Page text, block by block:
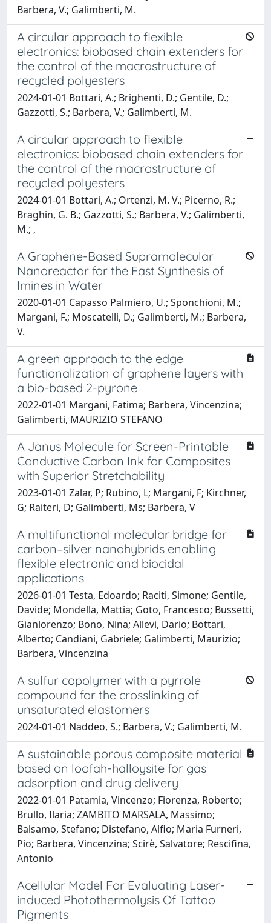
Barbera, V.; Galimberti, M.
A circular approach to flexible
electronics: biobased chain extenders for
the control of the macrostructure of
recycled polyesters
2024-01-01 Bottari, A.; Brighenti, D.; Gentile, D.;
Gazzotti, S.; Barbera, V.; Galimberti, M.
A circular approach to flexible
electronics: ​ biobased chain extenders for
the control of the macrostructure of
recycled polyesters​
2024-01-01 Bottari, A.; Ortenzi, M. V.; Picerno, R.;
Braghin, G. B.; Gazzotti, S.; Barbera, V.; Galimberti,
M.; ​,
A Graphene-Based Supramolecular
Nanoreactor for the Fast Synthesis of
Imines in Water
2020-01-01 Capasso Palmiero, U.; Sponchioni, M.;
Margani, F.; Moscatelli, D.; Galimberti, M.; Barbera,
V.
A green approach to the edge
functionalization of graphene layers with
a bio-based 2-pyrone
2022-01-01 Margani, Fatima; Barbera, Vincenzina;
Galimberti, MAURIZIO STEFANO
A Janus Molecule for Screen-Printable
Conductive Carbon Ink for Composites
with Superior Stretchability
2023-01-01 Zalar, P; Rubino, L; Margani, F; Kirchner,
G; Raiteri, D; Galimberti, Ms; Barbera, V
A multifunctional molecular bridge for
carbon–silver nanohybrids enabling
flexible electronic and biocidal
applications
2026-01-01 Testa, Edoardo; Raciti, Simone; Gentile,
Davide; Mondella, Mattia; Goto, Francesco; Bussetti,
Gianlorenzo; Bono, Nina; Allevi, Dario; Bottari,
Alberto; Candiani, Gabriele; Galimberti, Maurizio;
Barbera, Vincenzina
A sulfur copolymer with a pyrrole
compound for the crosslinking of
unsaturated elastomers
2024-01-01 Naddeo, S.; Barbera, V.; Galimberti, M.
A sustainable porous composite material
based on loofah-halloysite for gas
adsorption and drug delivery
2022-01-01 Patamia, Vincenzo; Fiorenza, Roberto;
Brullo, Ilaria; ZAMBITO MARSALA, Massimo;
Balsamo, Stefano; Distefano, Alfio; Maria Furneri,
Pio; Barbera, Vincenzina; Scirè, Salvatore; Rescifina,
Antonio
Acellular Model For Evaluating Laser-
induced Photothermolysis Of Tattoo
Pigments